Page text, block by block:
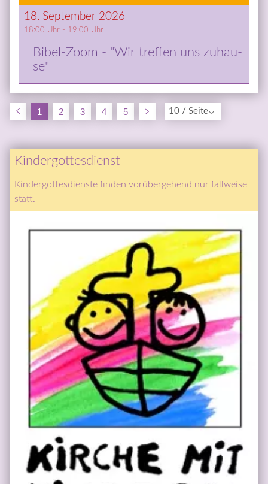
18. September 2026
18:00 Uhr - 19:00 Uhr
Bi­bel-Zoom - "Wir tref­fen uns zu­hau­
se"
1 2 3 4 5 10 / Seite
Kindergottesdienst
Kindergottesdienste finden vorübergehend nur fallweise
statt.